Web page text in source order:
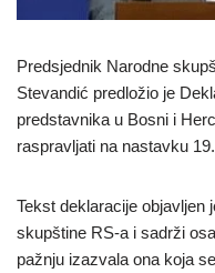
Predsjednik Narodne
Stevandić predložio je
predstavnika u Bosni i
raspravljati na nastavku
Tekst deklaracije objavljen
skupštine RS-a i sadrži
pažnju izazvala ona koja